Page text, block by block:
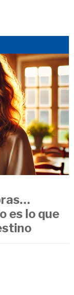
es lo que